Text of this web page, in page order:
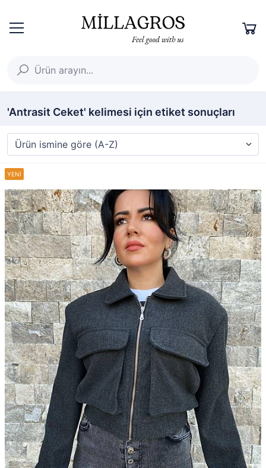
'Antrasit Ceket' kelimesi için etiket sonuçları